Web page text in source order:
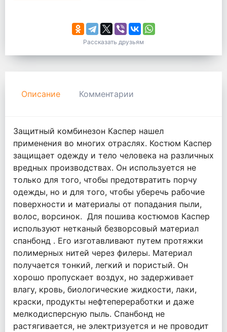
Рассказать друзьям
Описание Комментарии
Защитный комбинезон Каспер нашел
применения во многих отраслях. Костюм Каспер
защищает одежду и тело человека на различных
вредных производствах. Он используется не
только для того, чтобы предотвратить порчу
одежды, но и для того, чтобы уберечь рабочие
поверхности и материалы от попадания пыли,
волос, ворсинок. Для пошива костюмов Каспер
используют нетканый безворсовый материал
спанбонд . Его изготавливают путем протяжки
полимерных нитей через филеры. Материал
получается тонкий, легкий и пористый. Он
хорошо пропускает воздух, но задерживает
влагу, кровь, биологические жидкости, лаки,
краски, продукты нефтепереработки и даже
мелкодисперсную пыль. Спанбонд не
растягивается, не электризуется и не проводит